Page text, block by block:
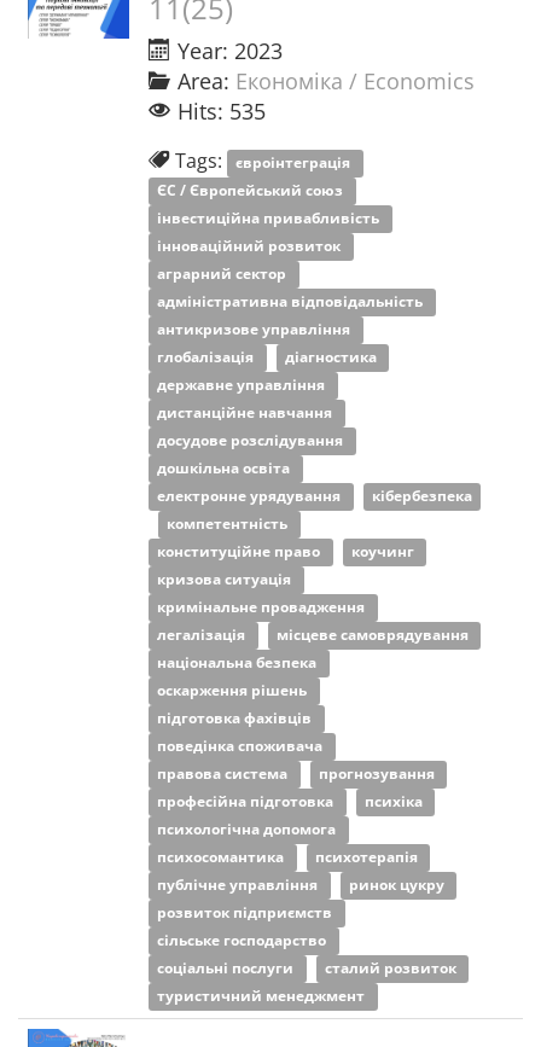
Year: 2023
Area: Економіка / Economics
Hits: 535
Tags: євроінтеграція
ЄС / Європейський союз
інвестиційна привабливість
інноваційний розвиток
аграрний сектор
адміністративна відповідальність
антикризове управління
глобалізація
діагностика
державне управління
дистанційне навчання
досудове розслідування
дошкільна освіта
електронне урядування
кібербезпека
компетентність
конституційне право
коучинг
кризова ситуація
кримінальне провадження
легалізація
місцеве самоврядування
національна безпека
оскарження рішень
підготовка фахівців
поведінка споживача
правова система
прогнозування
професійна підготовка
психіка
психологічна допомога
психосомантика
психотерапія
публічне управління
ринок цукру
розвиток підприємств
сільське господарство
соціальні послуги
сталий розвиток
туристичний менеджмент